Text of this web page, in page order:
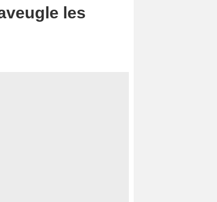
les